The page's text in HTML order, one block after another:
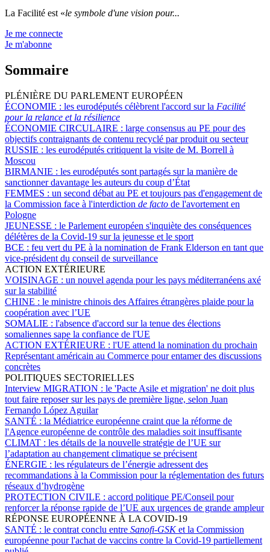
La Facilité est «le symbole d'une vision pour...
Je me connecte
Je m'abonne
Sommaire
PLÉNIÈRE DU PARLEMENT EUROPÉEN
ÉCONOMIE : les eurodéputés célèbrent l'accord sur la Facilité
pour la relance et la résilience
ÉCONOMIE CIRCULAIRE : large consensus au PE pour des
objectifs contraignants de contenu recyclé par produit ou secteur
RUSSIE : les eurodéputés critiquent la visite de M. Borrell à
Moscou
BIRMANIE : les eurodéputés sont partagés sur la manière de
sanctionner davantage les auteurs du coup d’État
FEMMES : un second débat au PE et toujours pas d'engagement de
la Commission face à l'interdiction de facto de l'avortement en
Pologne
JEUNESSE : le Parlement européen s'inquiète des conséquences
délétères de la Covid-19 sur la jeunesse et le sport
BCE : feu vert du PE à la nomination de Frank Elderson en tant que
vice-président du conseil de surveillance
ACTION EXTÉRIEURE
VOISINAGE : un nouvel agenda pour les pays méditerranéens axé
sur la stabilité
CHINE : le ministre chinois des Affaires étrangères plaide pour la
coopération avec l’UE
SOMALIE : l'absence d'accord sur la tenue des élections
somaliennes sape la confiance de l'UE
ACTION EXTÉRIEURE : l'UE attend la nomination du prochain
Représentant américain au Commerce pour entamer des discussions
concrètes
POLITIQUES SECTORIELLES
Interview MIGRATION : le 'Pacte Asile et migration' ne doit plus
tout faire reposer sur les pays de première ligne, selon Juan
Fernando López Aguilar
SANTÉ : la Médiatrice européenne craint que la réforme de
l'Agence européenne de contrôle des maladies soit insuffisante
CLIMAT : les détails de la nouvelle stratégie de l’UE sur
l’adaptation au changement climatique se précisent
ÉNERGIE : les régulateurs de l’énergie adressent des
recommandations à la Commission pour la réglementation des futurs
réseaux d’hydrogène
PROTECTION CIVILE : accord politique PE/Conseil pour
renforcer la réponse rapide de l’UE aux urgences de grande ampleur
RÉPONSE EUROPÉENNE À LA COVID-19
SANTÉ : le contrat conclu entre Sanofi-GSKet la Commission
européenne pour l'achat de vaccins contre la Covid-19 partiellement